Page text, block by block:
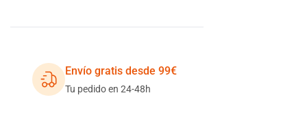
Envío gratis desde 99€
Tu pedido en 24-48h